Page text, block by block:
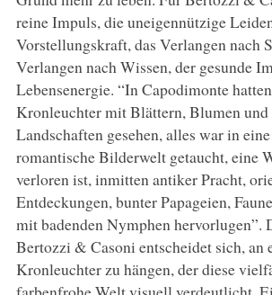
reine Impuls, die uneigennützige
Vorstellungskraft, das Verlangen nach
Verlangen nach Wissen, der gesunde
Lebensenergie. “In Capodimonte
Kronleuchter mit Blättern, Blumen und
Landschaften gesehen, alles war in
romantische Bilderwelt getaucht, eine
verloren ist, inmitten antiker Pracht,
Entdeckungen, bunter Papageien,
mit badenden Nymphen hervorlugen”.
Bertozzi & Casoni entscheidet sich, an
Kronleuchter zu hängen, der diese